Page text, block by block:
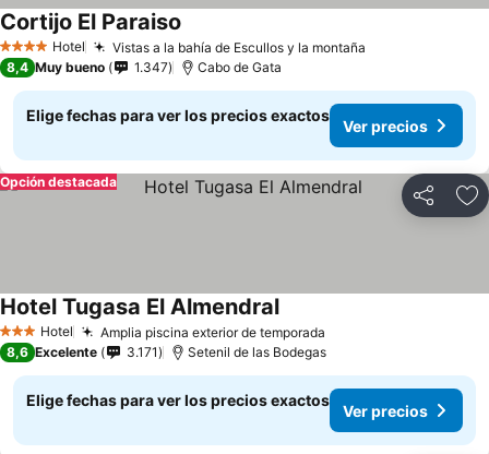
4 EstrellasHotel Vistas a la bahía de Escullos y la montaña
Cortijo El Paraiso
8,4 Muy bueno 1.347 Cabo de Gata
Elige fechas para ver los precios exactos
Ver precios
Compartir
Opción destacada
3 Estrellas
Hotel Amplia piscina exterior de temporada
Hotel Tugasa El AlmendralVer precios
8,6 Excelente 3.171 Setenil de las Bodegas
Elige fechas para ver los precios exactos
Ver precios